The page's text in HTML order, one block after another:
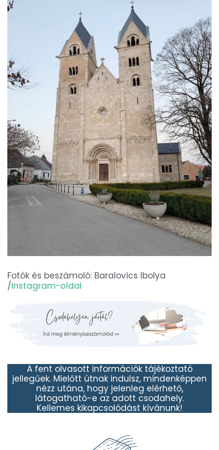
Fotók és beszámoló: Baralovics Ibolya
/Instagram-oldal
A fent olvasott információk tájékoztató
jellegűek. Mielőtt útnak indulsz, mindenképpen
nézz utána, hogy jelenleg elérhető,
látogatható-e az adott csodahely.
Kellemes kikapcsolódást kívánunk!